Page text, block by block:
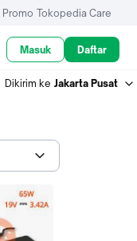
Promo Tokopedia Care
Masuk Daftar
Dikirim ke Jakarta Pusat